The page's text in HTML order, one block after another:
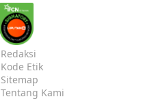
Redaksi
Kode Etik
Sitemap
Tentang Kami